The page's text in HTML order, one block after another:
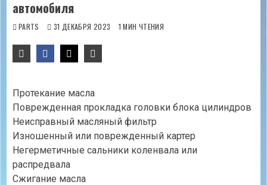
автомобиля
PARTS 31 ДЕКАБРЯ 2023 1 МИН ЧТЕНИЯ
Протекание масла
Поврежденная прокладка головки блока цилиндров
Неисправный масляный фильтр
Изношенный или поврежденный картер
Негерметичные сальники коленвала или
распредвала
Сжигание масла